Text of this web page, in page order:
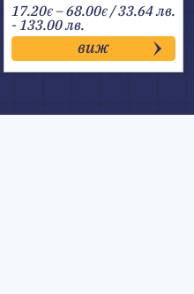
17.20€ –68.00€Price
range:
17.20€
through
68.00€
/ 33.64 лв.
- 133.00 лв.
виж